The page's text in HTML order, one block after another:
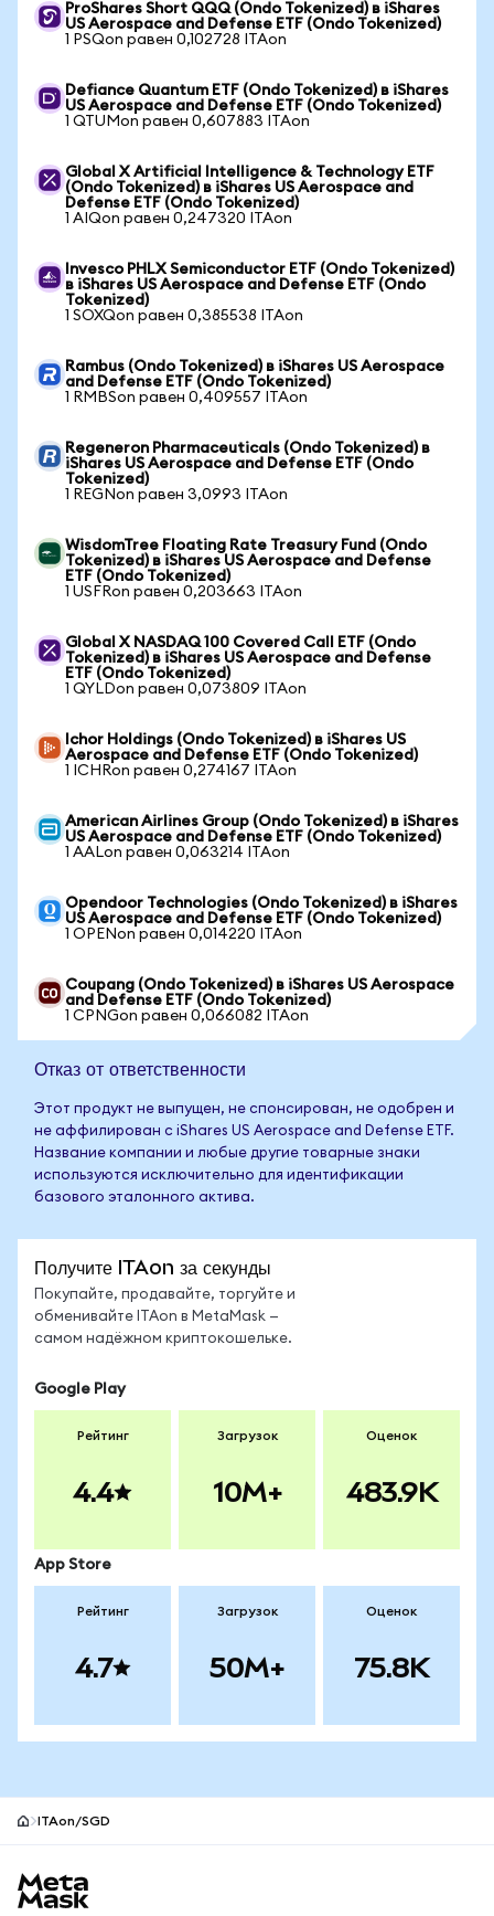
ProShares Short QQQ (Ondo Tokenized) в iShares
US Aerospace and Defense ETF (Ondo Tokenized)
1 PSQon равен 0,102728 ITAon
Defiance Quantum ETF (Ondo Tokenized) в iShares
US Aerospace and Defense ETF (Ondo Tokenized)
1 QTUMon равен 0,607883 ITAon
Global X Artificial Intelligence & Technology ETF
(Ondo Tokenized) в iShares US Aerospace and
Defense ETF (Ondo Tokenized)
1 AIQon равен 0,247320 ITAon
Invesco PHLX Semiconductor ETF (Ondo Tokenized)
в iShares US Aerospace and Defense ETF (Ondo
Tokenized)
1 SOXQon равен 0,385538 ITAon
Rambus (Ondo Tokenized) в iShares US Aerospace
and Defense ETF (Ondo Tokenized)
1 RMBSon равен 0,409557 ITAon
Regeneron Pharmaceuticals (Ondo Tokenized) в
iShares US Aerospace and Defense ETF (Ondo
Tokenized)
1 REGNon равен 3,0993 ITAon
WisdomTree Floating Rate Treasury Fund (Ondo
Tokenized) в iShares US Aerospace and Defense
ETF (Ondo Tokenized)
1 USFRon равен 0,203663 ITAon
Global X NASDAQ 100 Covered Call ETF (Ondo
Tokenized) в iShares US Aerospace and Defense
ETF (Ondo Tokenized)
1 QYLDon равен 0,073809 ITAon
Ichor Holdings (Ondo Tokenized) в iShares US
Aerospace and Defense ETF (Ondo Tokenized)
1 ICHRon равен 0,274167 ITAon
American Airlines Group (Ondo Tokenized) в iShares
US Aerospace and Defense ETF (Ondo Tokenized)
1 AALon равен 0,063214 ITAon
Opendoor Technologies (Ondo Tokenized) в iShares
US Aerospace and Defense ETF (Ondo Tokenized)
1 OPENon равен 0,014220 ITAon
Coupang (Ondo Tokenized) в iShares US Aerospace
and Defense ETF (Ondo Tokenized)
1 CPNGon равен 0,066082 ITAon
Отказ от ответственности
Этот продукт не выпущен, не спонсирован, не одобрен и
не аффилирован с iShares US Aerospace and Defense ETF.
Название компании и любые другие товарные знаки
используются исключительно для идентификации
базового эталонного актива.
Получите ITAon за секунды
Покупайте, продавайте, торгуйте и
обменивайте ITAon в MetaMask —
самом надёжном криптокошельке.
Google Play
Рейтинг
4.4
Загрузок
10M+
Оценок
483.9K
App Store
Рейтинг
4.7
Загрузок
50M+
Оценок
75.8K
ITAon/SGD